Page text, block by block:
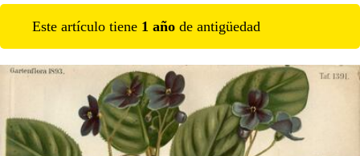
Este artículo tiene 1 año de antigüedad